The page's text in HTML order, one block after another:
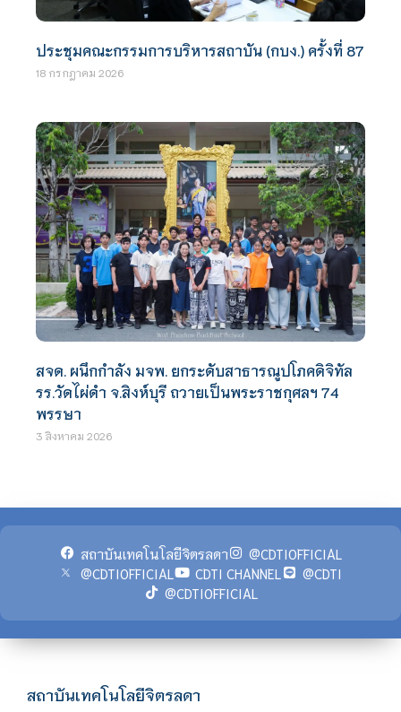
ประชุมคณะกรรมการบริหารสถาบัน (กบง.) ครั้งที่ 87
18 กรกฎาคม 2026
สจด. ผนึกกำลัง มจพ. ยกระดับสาธารณูปโภคดิจิทัล
รร.วัดไผ่ดำ จ.สิงห์บุรี ถวายเป็นพระราชกุศลฯ 74
พรรษา
3 สิงหาคม 2026
สถาบันเทคโนโลยีจิตรลดา
@CDTIOFFICIAL
@CDTIOFFICIAL
CDTI CHANNEL
@CDTI
@CDTIOFFICIAL
สถาบันเทคโนโลยีจิตรลดา